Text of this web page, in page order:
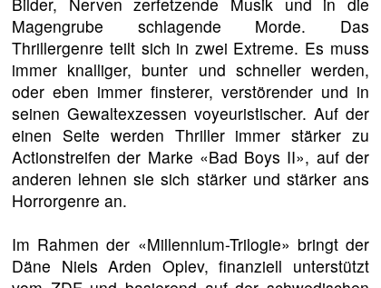
Magengrube schlagende Morde. Das
Thrillergenre teilt sich in zwei Extreme. Es muss
immer knalliger, bunter und schneller werden,
oder eben immer finsterer, verstörender und in
seinen Gewaltexzessen voyeuristischer. Auf der
einen Seite werden Thriller immer stärker zu
Actionstreifen der Marke «Bad Boys II», auf der
anderen lehnen sie sich stärker und stärker ans
Horrorgenre an.
Im Rahmen der «Millennium-Trilogie» bringt der
Däne Niels Arden Oplev, finanziell unterstützt